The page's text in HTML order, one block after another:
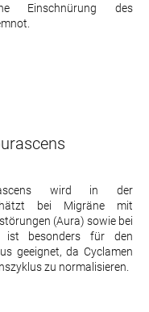
Einschnürung des
wird in der
bei Migräne mit
(Aura) sowie bei
ist besonders für den
geeignet, da Cyclamen
zu normalisieren.